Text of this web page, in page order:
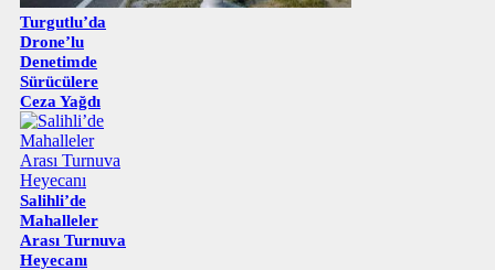
Turgutlu’da
Drone’lu
Denetimde
Sürücülere
Ceza Yağdı
Salihli’de
Mahalleler
Arası Turnuva
Heyecanı